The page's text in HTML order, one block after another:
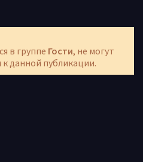
в группе Гости, не могут
данной публикации.